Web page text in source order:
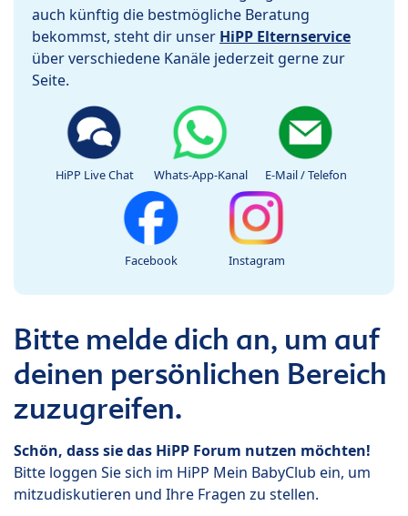
auch künftig die bestmögliche Beratung
bekommst, steht dir unser HiPP Elternservice
über verschiedene Kanäle jederzeit gerne zur
Seite.
HiPP Live Chat Whats-App-Kanal E-Mail / Telefon
Facebook Instagram
Bitte melde dich an, um auf
deinen persönlichen Bereich
zuzugreifen.
Schön, dass sie das HiPP Forum nutzen möchten!
Bitte loggen Sie sich im HiPP Mein BabyClub ein, um
mitzudiskutieren und Ihre Fragen zu stellen.